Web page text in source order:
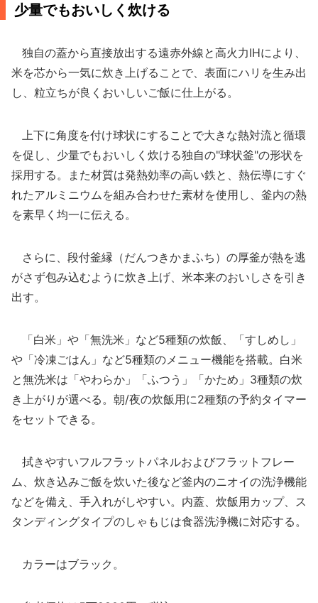
少量でもおいしく炊ける
独自の蓋から直接放出する遠赤外線と高火力IHにより、
米を芯から一気に炊き上げることで、表面にハリを生み出
し、粒立ちが良くおいしいご飯に仕上がる。
上下に角度を付け球状にすることで大きな熱対流と循環
を促し、少量でもおいしく炊ける独自の"球状釜"の形状を
採用する。また材質は発熱効率の高い鉄と、熱伝導にすぐ
れたアルミニウムを組み合わせた素材を使用し、釜内の熱
を素早く均一に伝える。
さらに、段付釜縁（だんつきかまふち）の厚釜が熱を逃
がさず包み込むように炊き上げ、米本来のおいしさを引き
出す。
「白米」や「無洗米」など5種類の炊飯、「すしめし」
や「冷凍ごはん」など5種類のメニュー機能を搭載。白米
と無洗米は「やわらか」「ふつう」「かため」3種類の炊
き上がりが選べる。朝/夜の炊飯用に2種類の予約タイマー
をセットできる。
拭きやすいフルフラットパネルおよびフラットフレー
ム、炊き込みご飯を炊いた後など釜内のニオイの洗浄機能
などを備え、手入れがしやすい。内蓋、炊飯用カップ、ス
タンディングタイプのしゃもじは食器洗浄機に対応する。
カラーはブラック。